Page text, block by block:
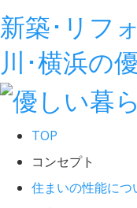
新築･リフ
川･横浜の
TOP
コンセプト
住まいの性能につ